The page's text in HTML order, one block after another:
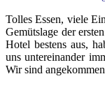
Tolles Essen, viele
Gemütslage der
Hotel bestens aus,
uns untereinander
Wir sind